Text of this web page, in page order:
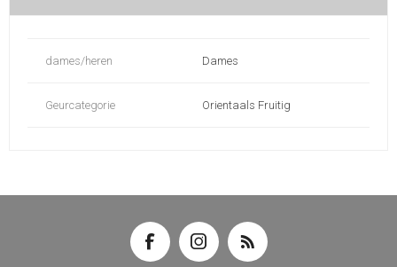
dames/heren Dames
Geurcategorie Orientaals Fruitig